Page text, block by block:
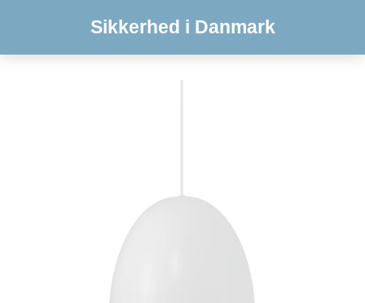
Sikkerhed i Danmark